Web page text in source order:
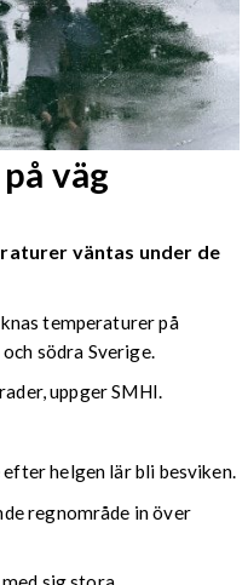
väg
väntas under de
temperaturer på
södra Sverige.
uppger SMHI.
helgen lär bli besviken.
regnområde in över